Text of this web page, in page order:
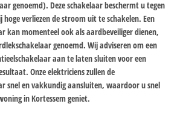
genoemd). Deze schakelaar beschermt u tegen
verliezen de stroom uit te schakelen. Een
kan momenteel ook als aardbeveiliger dienen,
genoemd. Wij adviseren om een
aan te laten sluiten voor een
Onze elektriciens zullen de
snel en vakkundig aansluiten, waardoor u snel
in Kortessem geniet.